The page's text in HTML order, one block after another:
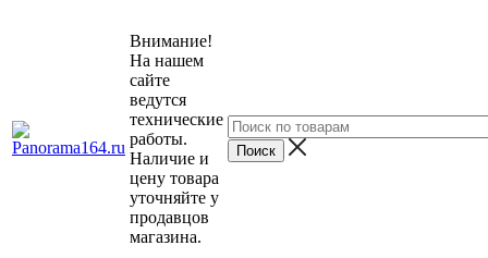
Внимание!
На нашем
сайте
ведутся
технические
работы.
Наличие и
цену товара
уточняйте у
продавцов
магазина.